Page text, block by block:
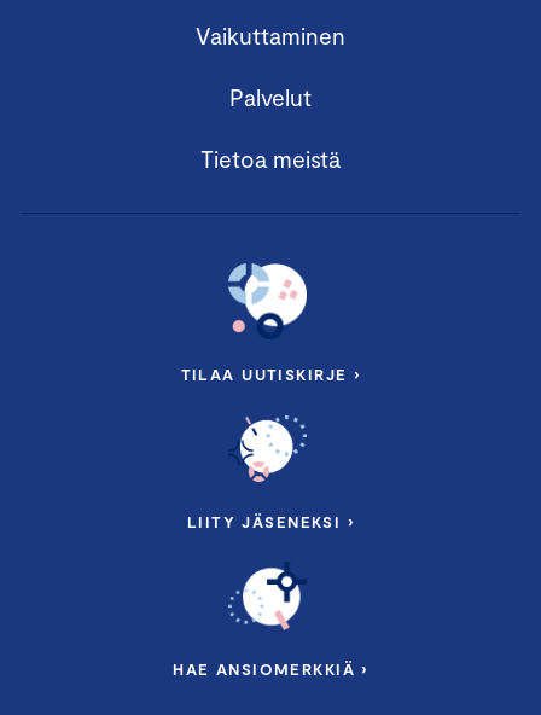
Vaikuttaminen
Palvelut
Tietoa meistä
TILAA UUTISKIRJE ›
LIITY JÄSENEKSI ›
HAE ANSIOMERKKIÄ ›